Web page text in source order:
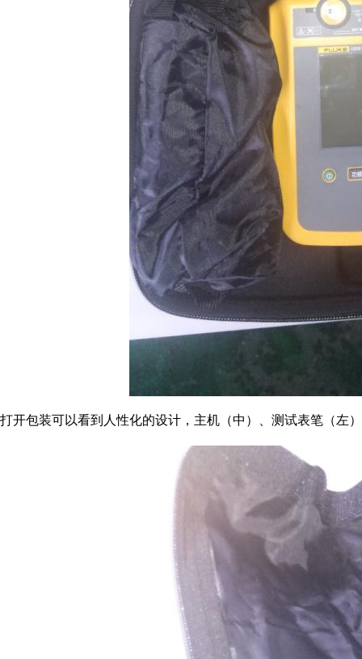
打开包装可以看到人性化的设计，主机（中）、测试表笔（左